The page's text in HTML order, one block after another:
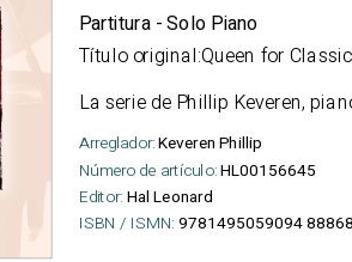
Partitura - Solo Piano
Título original:Queen for
La serie de Phillip Keveren,
Arreglador:Keveren Phillip
Número de artículo:HL00156645
Editor: Hal Leonard
ISBN / ISMN: 9781495059094